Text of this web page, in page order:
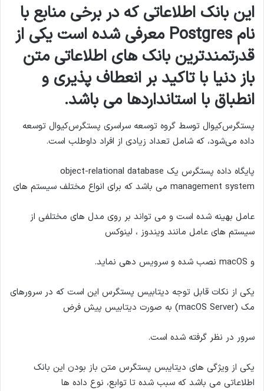
ل
این بانک اطلاعاتی که در برخی منابع با
نام Postgres معرفی شده است یکی از
قدرتمندترین بانک های اطلاعاتی متن
باز دنیا با تاکید بر انعطاف پذیری و
انطباق با استانداردها می باشد.
پستگرس‌کیوال توسط گروه توسعه سراسری پستگرس‌کیوال توسعه
داده می‌شود، که شامل تعداد زیادی از افراد داوطلب است.
پایگاه داده پستگرس یک object-relational database
management system می باشد که برای انواع مختلف سیستم های
عامل بهینه شده است و می تواند بر روی مدل های مختلفی از
سیستم های عامل مانند ویندوز ، لینوکس
و macOS نصب شده و سرویس دهی نماید.
یکی از نکات قابل توجه دیتابیس پستگرس این است که در سرورهای
مک (macOS Server) به صورت دیتابیس پیش فرض
سرور در نظر گرفته شده است.
یکی از ویژگی های دیتایبس پستگرس متن باز بودن این بانک
اطلاعاتی می باشد که سبب شده تا توابع، نوع داده ها